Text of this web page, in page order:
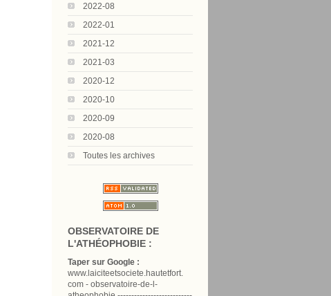
2022-08
2022-01
2021-12
2021-03
2020-12
2020-10
2020-09
2020-08
Toutes les archives
OBSERVATOIRE DE
L'ATHÉOPHOBIE :
Taper sur Google :
www.laiciteetsociete.hautetfort.
com - observatoire-de-l-